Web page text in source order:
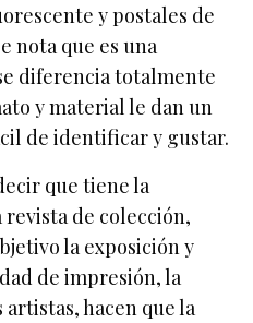
y postales de
nota que es una
diferencia totalmente
y material le dan un
de identificar y gustar.
que tiene la
de colección,
la exposición y
de impresión, la
hacen que la